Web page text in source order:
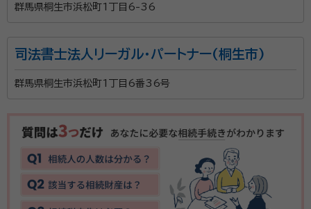
群馬県桐生市浜松町1丁目6-36
司法書士法人リーガル・パートナー(桐生市)
群馬県桐生市浜松町1丁目6番36号